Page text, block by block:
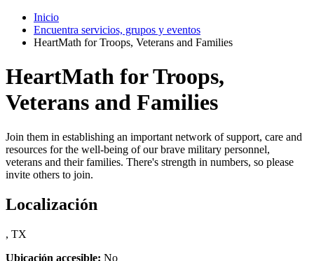
Inicio
Encuentra servicios, grupos y eventos
HeartMath for Troops, Veterans and Families
HeartMath for Troops,
Veterans and Families
Join them in establishing an important network of support, care and
resources for the well-being of our brave military personnel,
veterans and their families. There's strength in numbers, so please
invite others to join.
Localización
, TX
Ubicación accesible: No